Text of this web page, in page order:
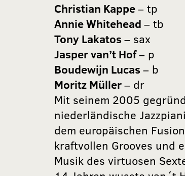
Christian Kappe– tp
Annie Whitehead – tb
Tony Lakatos– sax
Jasper van’t Hof– p
Boudewijn Lucas– b
Moritz Müller– dr
Mit seinem 2005
niederländische
dem europäischen
kraftvollen Grooves und
Musik des virtuosen